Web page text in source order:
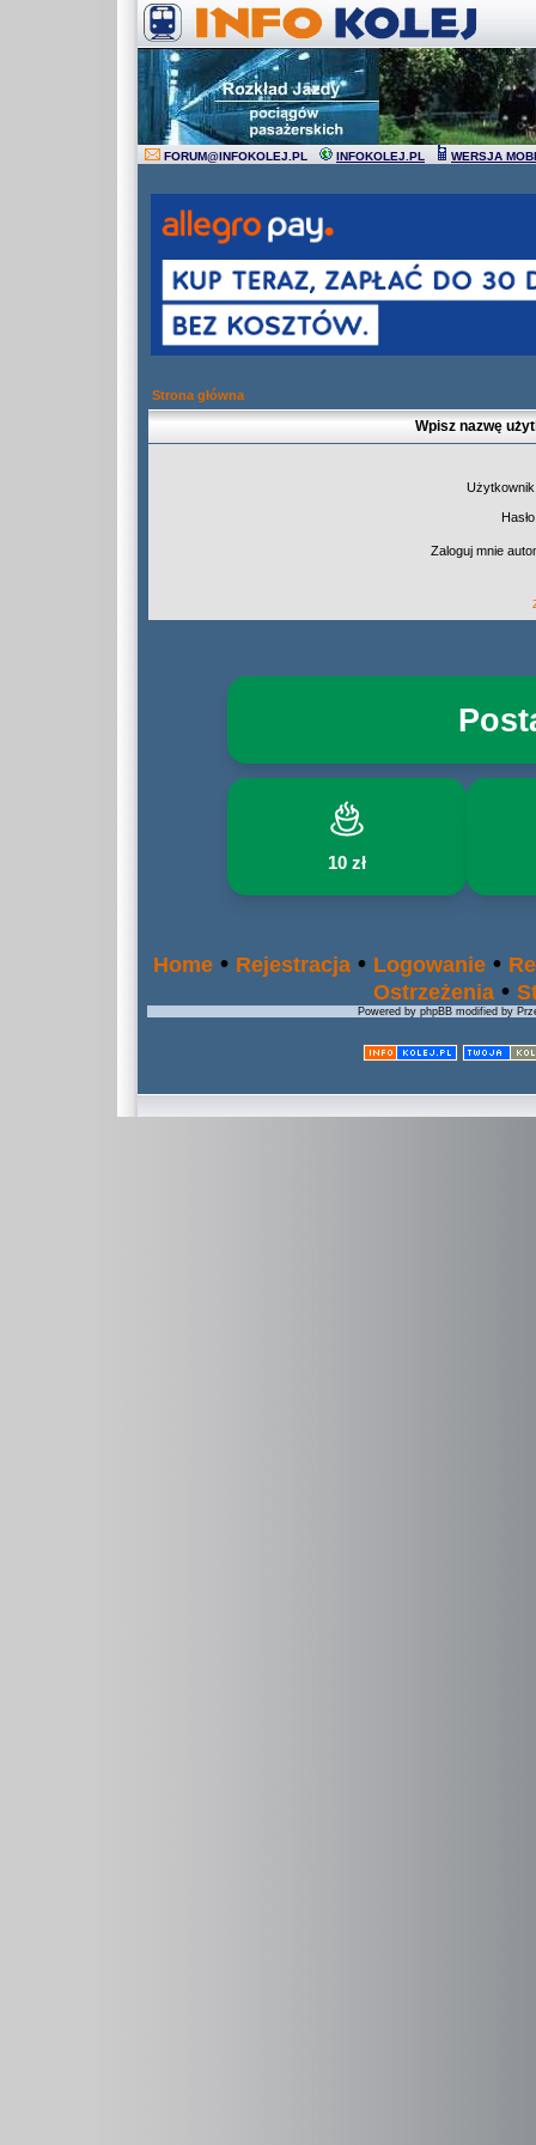
FORUM@INFOKOLEJ.PL INFOKOLEJ.PL WERSJA
Strona główna
Wpisz nazwę
Zaloguj mnie
10 zł
Home • Rejestracja • Logowanie •
Ostrzeżenia •
Powered by phpBB modified by